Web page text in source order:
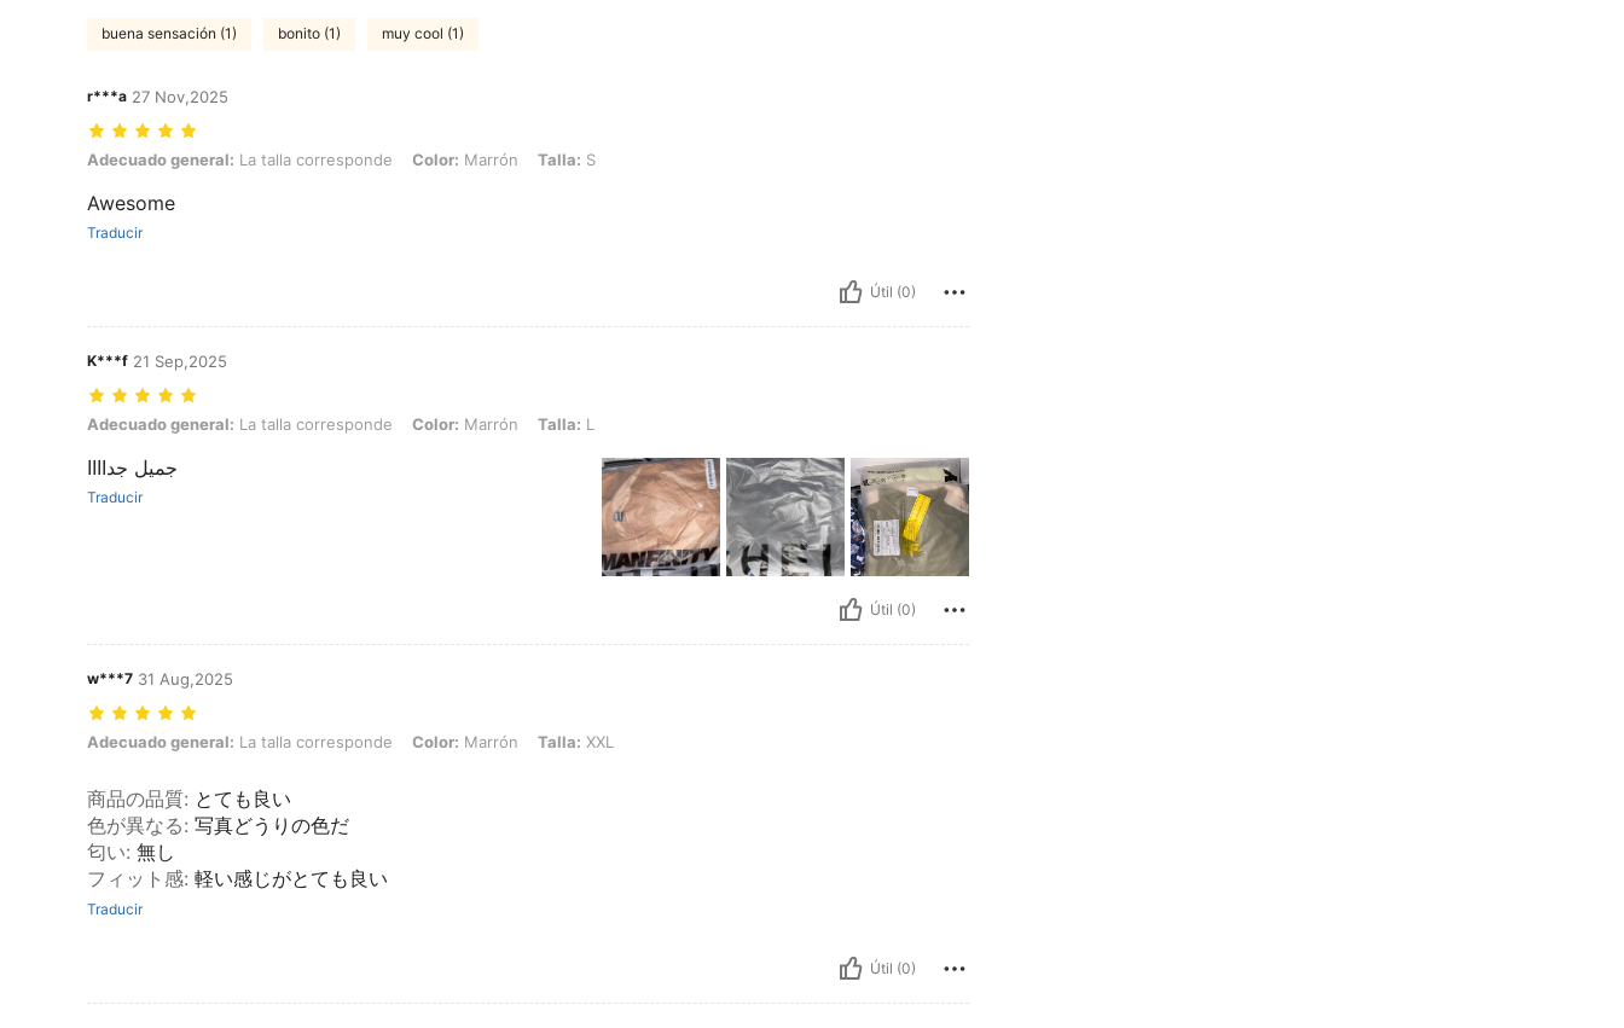
buena sensación (1) bonito (1) muy cool (1)
r***a 27 Nov,2025
Adecuado general: La talla corresponde, Color: Marrón, Talla: S
Adecuado general: La talla corresponde Color: Marrón Talla: S
Awesome
Traducir
Útil (0)
K***f 21 Sep,2025
Adecuado general: La talla corresponde, Color: Marrón, Talla: L
Adecuado general: La talla corresponde Color: Marrón Talla: L
جميل جداااا
Traducir
Útil (0)
w***7 31 Aug,2025
Adecuado general: La talla corresponde, Color: Marrón, Talla: XXL
Adecuado general: La talla corresponde Color: Marrón Talla: XXL
商品の品質: とても良い
色が異なる: 写真どうりの色だ
匂い: 無し
フィット感: 軽い感じがとても良い
Traducir
Útil (0)